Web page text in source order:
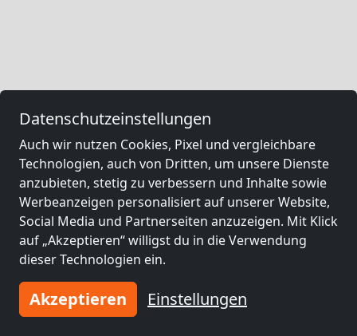
Datenschutzeinstellungen
Auch wir nutzen Cookies, Pixel und vergleichbare
Technologien, auch von Dritten, um unsere Dienste
anzubieten, stetig zu verbessern und Inhalte sowie
Werbeanzeigen personalisiert auf unserer Website,
Social Media und Partnerseiten anzuzeigen. Mit Klick
auf „Akzeptieren“ willigst du in die Verwendung
dieser Technologien ein.
Akzeptieren Einstellungen